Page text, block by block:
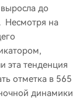
до
Несмотря на
эта тенденция
отметка в 565
динамики